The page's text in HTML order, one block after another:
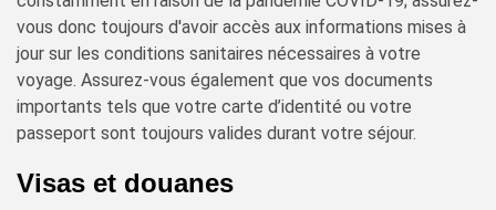
vous donc toujours d'avoir accès aux informations mises à
jour sur les conditions sanitaires nécessaires à votre
voyage. Assurez-vous également que vos documents
importants tels que votre carte d’identité ou votre
passeport sont toujours valides durant votre séjour.
Visas et douanes